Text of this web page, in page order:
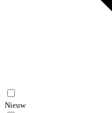
Nieuw